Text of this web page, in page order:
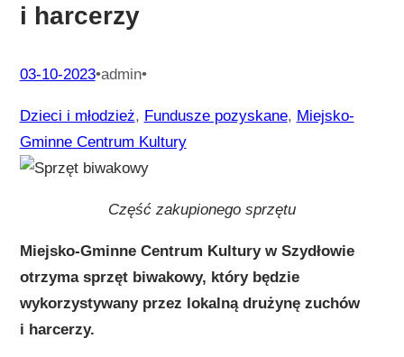
i harcerzy
03-10-2023•admin•
Dzieci i młodzież, Fundusze pozyskane, Miejsko-
Gminne Centrum Kultury
Część zakupionego sprzętu
Miejsko-Gminne Centrum Kultury w Szydłowie
otrzyma sprzęt biwakowy, który będzie
wykorzystywany przez lokalną drużynę zuchów
i harcerzy.